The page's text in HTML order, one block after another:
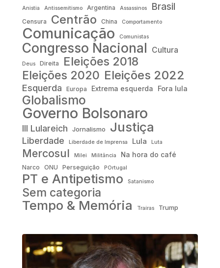
Anistia Antissemitismo Argentina Assassinos Brasil
Censura Centrão China Comportamento
Comunicação Comunistas
Congresso Nacional Cultura
Deus Direita Eleições 2018
Eleições 2020 Eleições 2022
Esquerda Europa Extrema esquerda Fora lula
Globalismo
Governo Bolsonaro
III Lulareich Jornalismo Justiça
Liberdade Liberdade de Imprensa Lula Luta
Mercosul Milei Militância Na hora do café
Narco ONU Perseguição POrtugal
PT e Antipetismo Satanismo
Sem categoria
Tempo & Memória Traíras Trump